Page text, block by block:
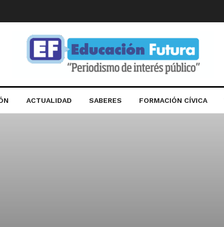
ACTUALIDAD SABERES FORMACIÓN CÍVICA